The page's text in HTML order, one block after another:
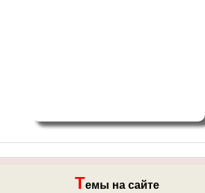
Темы на сайте